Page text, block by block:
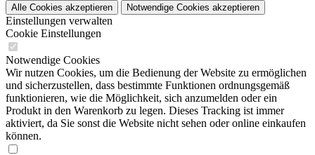
Alle Cookies akzeptieren Notwendige Cookies akzeptieren
Einstellungen verwalten
Cookie Einstellungen
Notwendige Cookies
Wir nutzen Cookies, um die Bedienung der Website zu ermöglichen
und sicherzustellen, dass bestimmte Funktionen ordnungsgemäß
funktionieren, wie die Möglichkeit, sich anzumelden oder ein
Produkt in den Warenkorb zu legen. Dieses Tracking ist immer
aktiviert, da Sie sonst die Website nicht sehen oder online einkaufen
können.